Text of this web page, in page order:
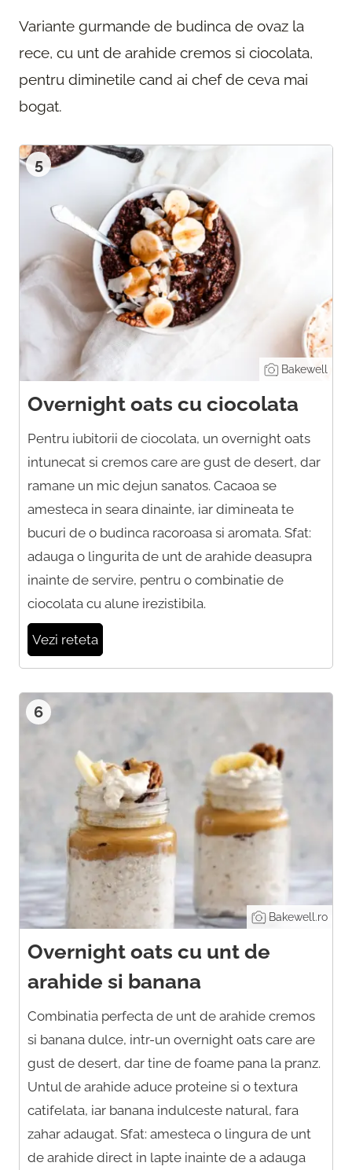
Variante gurmande de budinca de ovaz la
rece, cu unt de arahide cremos si ciocolata,
pentru diminetile cand ai chef de ceva mai
bogat.
5
Bakewell
Overnight oats cu ciocolata
Pentru iubitorii de ciocolata, un overnight oats
intunecat si cremos care are gust de desert, dar
ramane un mic dejun sanatos. Cacaoa se
amesteca in seara dinainte, iar dimineata te
bucuri de o budinca racoroasa si aromata. Sfat:
adauga o lingurita de unt de arahide deasupra
inainte de servire, pentru o combinatie de
ciocolata cu alune irezistibila.
Vezi reteta
6
Bakewell.ro
Overnight oats cu unt de
arahide si banana
Combinatia perfecta de unt de arahide cremos
si banana dulce, intr-un overnight oats care are
gust de desert, dar tine de foame pana la pranz.
Untul de arahide aduce proteine si o textura
catifelata, iar banana indulceste natural, fara
zahar adaugat. Sfat: amesteca o lingura de unt
de arahide direct in lapte inainte de a adauga